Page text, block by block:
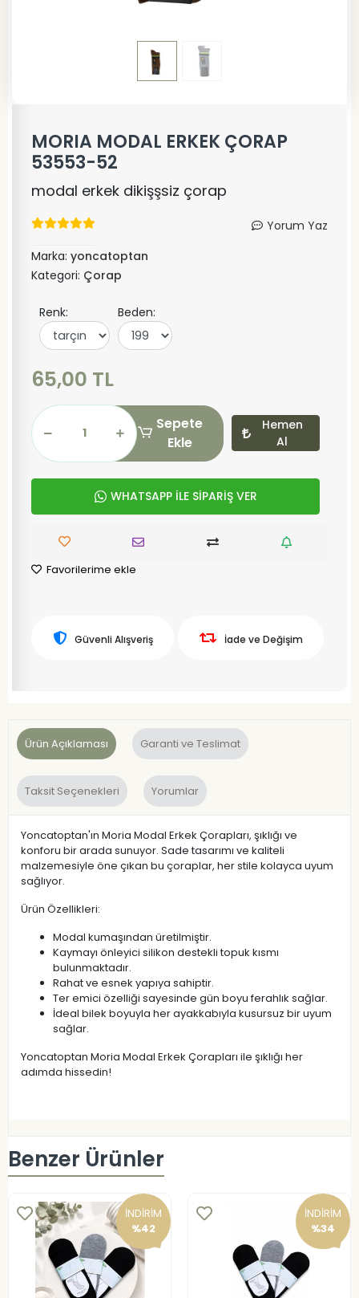
MORIA MODAL ERKEK ÇORAP
53553-52
modal erkek dikişşsiz çorap
Yorum Yaz
Marka: yoncatoptan
Kategori: Çorap
Renk: Beden:
65,00 TL
Sepete
Ekle
Hemen
Al
WHATSAPP İLE SİPARİŞ VER
Favorilerime ekle
Güvenli Alışveriş İade ve Değişim
Ürün Açıklaması Garanti ve Teslimat
Taksit Seçenekleri Yorumlar
Yoncatoptan'ın Moria Modal Erkek Çorapları, şıklığı ve
konforu bir arada sunuyor. Sade tasarımı ve kaliteli
malzemesiyle öne çıkan bu çoraplar, her stile kolayca uyum
sağlıyor.
Ürün Özellikleri:
Modal kumaşından üretilmiştir.
Kaymayı önleyici silikon destekli topuk kısmı
bulunmaktadır.
Rahat ve esnek yapıya sahiptir.
Ter emici özelliği sayesinde gün boyu ferahlık sağlar.
İdeal bilek boyuyla her ayakkabıyla kusursuz bir uyum
sağlar.
Yoncatoptan Moria Modal Erkek Çorapları ile şıklığı her
adımda hissedin!
Benzer Ürünler
İNDİRİM
%42
İNDİRİM
%34